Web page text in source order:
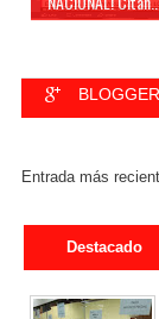
Entrada más
Destacado